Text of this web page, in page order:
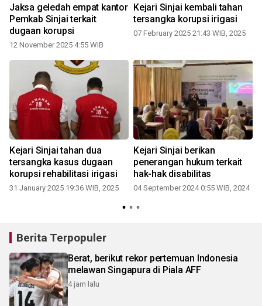
Jaksa geledah empat kantor
Pemkab Sinjai terkait
dugaan korupsi
12 November 2025 4:55 WIB
Kejari Sinjai kembali tahan
tersangka korupsi irigasi
07 February 2025 21:43 WIB, 2025
Kejari Sinjai tahan dua
tersangka kasus dugaan
korupsi rehabilitasi irigasi
31 January 2025 19:36 WIB, 2025
Kejari Sinjai berikan
penerangan hukum terkait
hak-hak disabilitas
04 September 2024 0:55 WIB, 2024
Berita Terpopuler
Berat, berikut rekor pertemuan Indonesia
melawan Singapura di Piala AFF
4 jam lalu